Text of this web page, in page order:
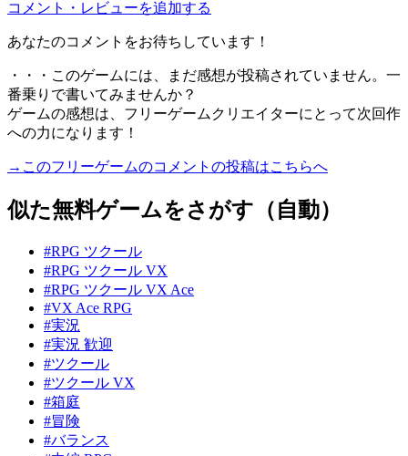
コメント・レビューを追加する
あなたのコメントをお待ちしています！
・・・このゲームには、まだ感想が投稿されていません。一
番乗りで書いてみませんか？
ゲームの感想は、フリーゲームクリエイターにとって次回作
への力になります！
→このフリーゲームのコメントの投稿はこちらへ
似た無料ゲームをさがす（自動）
#RPG ツクール
#RPG ツクール VX
#RPG ツクール VX Ace
#VX Ace RPG
#実況
#実況 歓迎
#ツクール
#ツクール VX
#箱庭
#冒険
#バランス